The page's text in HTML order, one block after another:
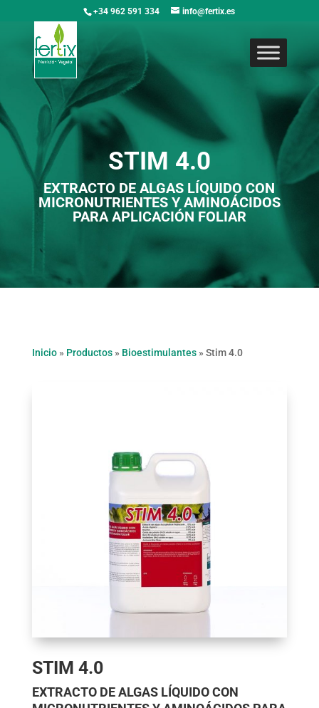
+34 962 591 334 info@fertix.es
STIM 4.0
EXTRACTO DE ALGAS LÍQUIDO CON
MICRONUTRIENTES Y AMINOÁCIDOS
PARA APLICACIÓN FOLIAR
Inicio» Productos» Bioestimulantes» Stim 4.0
STIM 4.0
EXTRACTO DE ALGAS LÍQUIDO CON